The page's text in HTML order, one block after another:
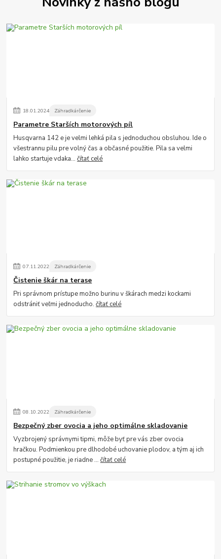
18.01.2024 Záhradkárčenie
Parametre Starších motorových píl
Husqvarna 142 e je velmi lehká pila s jednoduchou obsluhou. Ide o
všestrannu pilu pre volný čas a občasné použitie. Pila sa velmi
lahko startuje vdaka...čítať celé
07.11.2022 Záhradkárčenie
Čistenie škár na terase
Pri správnom prístupe možno burinu v škárach medzi kockami
odstrániť veľmi jednoducho.čítať celé
08.10.2022 Záhradkárčenie
Bezpečný zber ovocia a jeho optimálne skladovanie
Vyzbrojený správnymi tipmi, môže byť pre vás zber ovocia
hračkou. Podmienkou pre dlhodobé uchovanie plodov, a tým aj ich
postupné použitie, je riadne ...čítať celé